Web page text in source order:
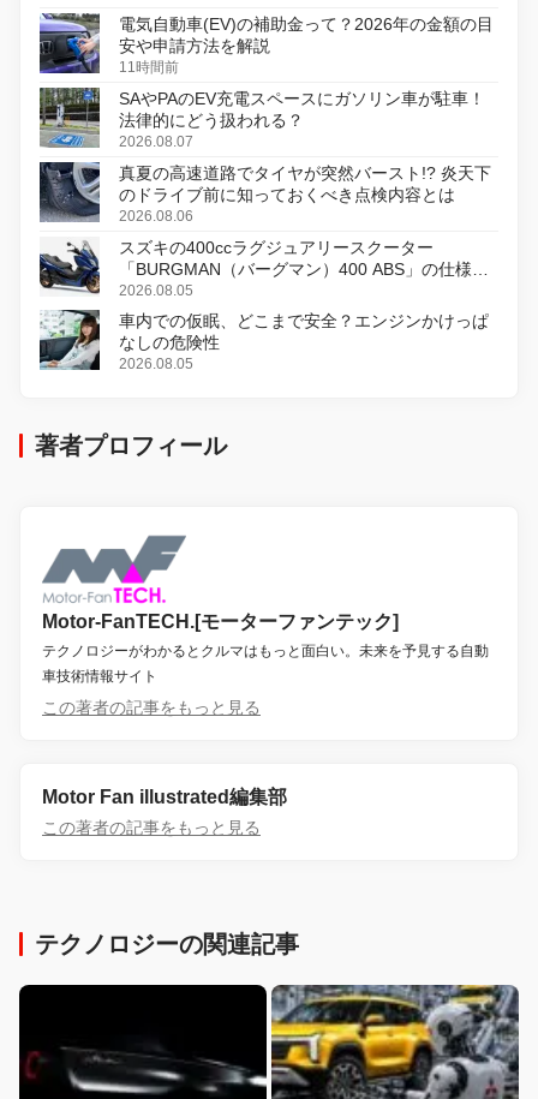
電気自動車(EV)の補助金って？2026年の金額の目
安や申請方法を解説
11時間前
SAやPAのEV充電スペースにガソリン車が駐車！
法律的にどう扱われる？
2026.08.07
真夏の高速道路でタイヤが突然バースト!? 炎天下
のドライブ前に知っておくべき点検内容とは
2026.08.06
スズキの400ccラグジュアリースクーター
「BURGMAN（バーグマン）400 ABS」の仕様を
変更し、8月18日に発売
2026.08.05
車内での仮眠、どこまで安全？エンジンかけっぱ
なしの危険性
2026.08.05
著者プロフィール
Motor-FanTECH.[モーターファンテック]
テクノロジーがわかるとクルマはもっと面白い。未来を予見する自動
車技術情報サイト
この著者の記事をもっと見る
Motor Fan illustrated編集部
この著者の記事をもっと見る
テクノロジーの関連記事